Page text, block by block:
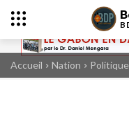
Accueil Nation Politique